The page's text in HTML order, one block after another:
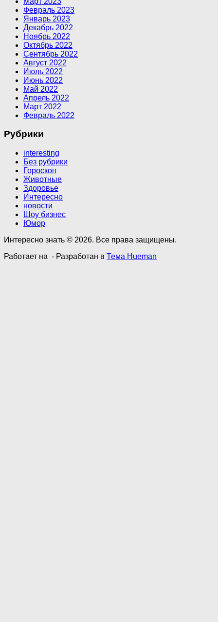
Февраль 2023
Январь 2023
Декабрь 2022
Ноябрь 2022
Октябрь 2022
Сентябрь 2022
Август 2022
Июль 2022
Июнь 2022
Май 2022
Апрель 2022
Март 2022
Февраль 2022
Рубрики
interesting
Без рубрики
Гороскоп
Животные
Здоровье
Интересно
новости
Шоу бизнес
Юмор
Интересно знать © 2026. Все права защищены.
Работает на - Разработан в Тема Hueman